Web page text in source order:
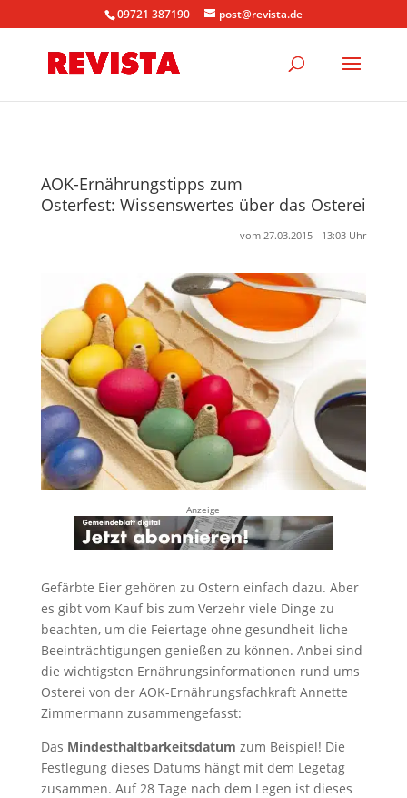
09721 387190 post@revista.de
AOK-Ernährungstipps zum
Osterfest: Wissenswertes über das Osterei
vom 27.03.2015 - 13:03 Uhr
Anzeige
Gefärbte Eier gehören zu Ostern einfach dazu. Aber
es gibt vom Kauf bis zum Verzehr viele Dinge zu
beachten, um die Feiertage ohne gesundheit-liche
Beeinträchtigungen genießen zu können. Anbei sind
die wichtigsten Ernährungsinformationen rund ums
Osterei von der AOK-Ernährungsfachkraft Annette
Zimmermann zusammengefasst:
Das Mindesthaltbarkeitsdatum zum Beispiel! Die
Festlegung dieses Datums hängt mit dem Legetag
zusammen. Auf 28 Tage nach dem Legen ist dieses